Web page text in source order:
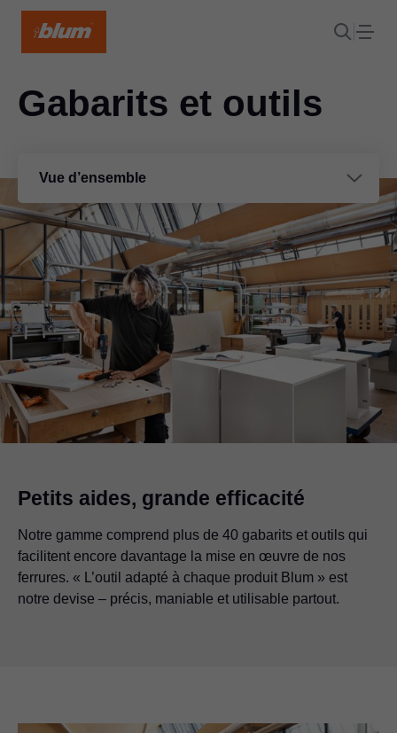
Vue d’ensemble
Gabarits et outils
Petits aides, grande efficacité
Notre gamme comprend plus de 40 gabarits et outils qui
facilitent encore davantage la mise en œuvre de nos
ferrures. « L’outil adapté à chaque produit Blum » est
notre devise – précis, maniable et utilisable partout.